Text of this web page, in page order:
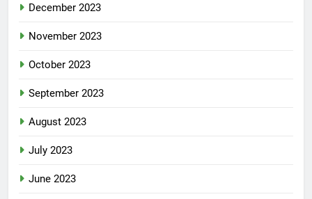
December 2023
November 2023
October 2023
September 2023
August 2023
July 2023
June 2023